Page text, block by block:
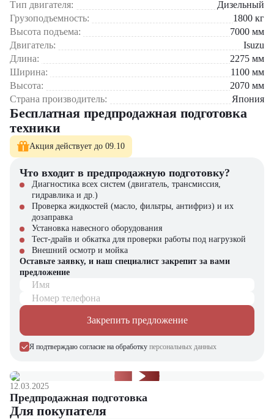
Надежная гидравлическая
гарантирует плавный и
точный подъем, опускание и
Где применяется вилочный погрузчик TCM FHD18C3Z?
На складах и логистических центрах
В розничных распределительных центрах
На небольших производственных площадках
В строительных магазинах и торговых точках
В аграрном и пищевом секторах
Почему стоит выбрать TCM FHD18C3Z?
Японское качество и проверенная надежность
Подходит для ограниченного пространства
Оптимальное соотношение цены и возможностей
Экономия на топливе и обслуживании
Долгий срок службы при ежедневной эксплуатации
Купить дизельный вилочный погрузчик TCM FHD18C3Z в
компании "ЦТО"
Компания "ЦТО" – официальный дилер техники TCM,
предлагающий новые модели складского оборудования с гарантией.
У нас вы найдете: широкий выбор спецтехники, вилочных
погрузчиков, малой складской техники, навесного оборудования,
запчасти для долгосрочной эксплуатации, профессиональные
консультации по выбору техники.
обеспечиваем сервисное обслуживание и ремонт.
📞 Звоните прямо сейчас для уточнения деталей и оформления
заказа!
Тип двигателя:
Дизельный
Грузоподъемность:
1800 кг
Высота подъема:
7000 мм
Двигатель:
Isuzu
Длина:
2275 мм
Ширина:
1100 мм
Высота:
2070 мм
Страна производитель:
Япония
Бесплатная предпродажная подготовка
техники
Акция действует до 09.10
Что входит в предпродажную подготовку?
Диагностика всех систем (двигатель, трансмиссия,
гидравлика и др.)
Проверка жидкостей (масло, фильтры, антифриз) и их
дозаправка
Установка навесного оборудования
Тест-драйв и обкатка для проверки работы под нагрузкой
Внешний осмотр и мойка
Оставьте заявку, и наш специалист закрепит за вами
предложение
Имя
Номер телефона
Закрепить предложение
Я подтверждаю согласие на обработку персональных данных
12.03.2025
Предпродажная подготовка
Для покупателя